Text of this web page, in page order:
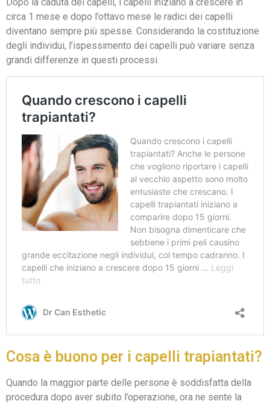
circa 1 mese e dopo l’ottavo mese le radici dei capelli
diventano sempre più spesse. Considerando la costituzione
degli individui, l’ispessimento dei capelli può variare senza
grandi differenze in questi processi.
Cosa è buono per i capelli trapiantati?
Quando la maggior parte delle persone è soddisfatta della
procedura dopo aver subito l’operazione, ora ne sente la